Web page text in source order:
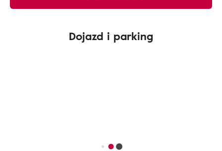
Dojazd i parking